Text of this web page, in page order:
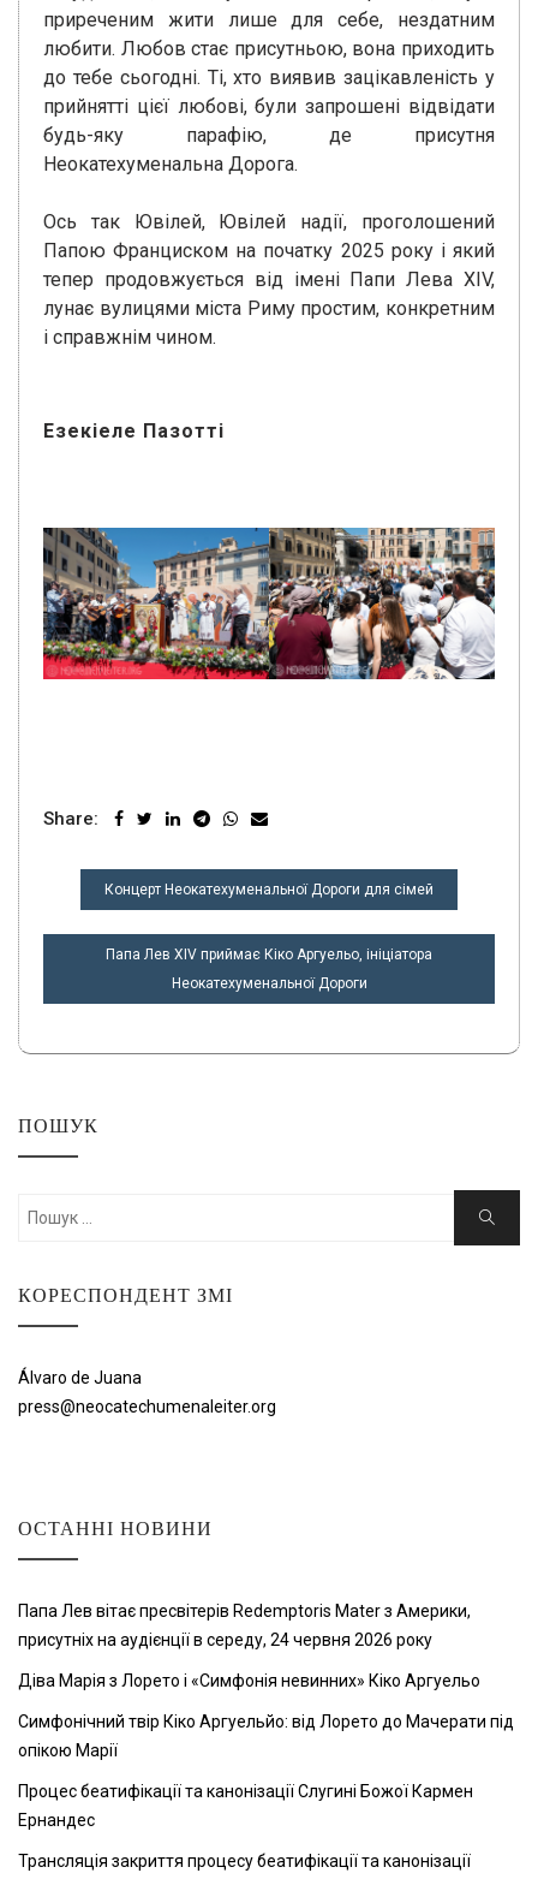
приреченим жити лише для себе, нездатним
любити. Любов стає присутньою, вона приходить
до тебе сьогодні. Ті, хто виявив зацікавленість у
прийнятті цієї любові, були запрошені відвідати
будь-яку парафію, де присутня
Неокатехуменальна Дорога.
Ось так Ювілей, Ювілей надії, проголошений
Папою Франциском на початку 2025 року і який
тепер продовжується від імені Папи Лева XIV,
лунає вулицями міста Риму простим, конкретним
і справжнім чином.
Езекіеле Пазотті
Share:
НАВІГАЦІЯ
ЗАПИСІВ
Концерт Неокатехуменальної Дороги для сімей
Папа Лев XIV приймає Кіко Аргуельо, ініціатора
Неокатехуменальної Дороги
ПОШУК
Шукати:
Пошук
КОРЕСПОНДЕНТ ЗМІ
Álvaro de Juana
press@neocatechumenaleiter.org
ОСТАННІ НОВИНИ
Папа Лев вітає пресвітерів Redemptoris Mater з Америки,
присутніх на аудієнції в середу, 24 червня 2026 року
Діва Марія з Лорето і «Симфонія невинних» Кіко Аргуельо
Симфонічний твір Кіко Аргуельйо: від Лорето до Мачерати під
опікою Марії
Процес беатифікації та канонізації Слугині Божої Кармен
Ернандес
Трансляція закриття процесу беатифікації та канонізації